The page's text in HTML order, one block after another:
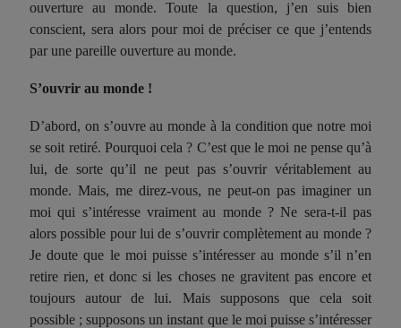
ouverture au monde. Toute la question, j’en suis bien
conscient, sera alors pour moi de préciser ce que j’entends
par une pareille ouverture au monde.
S’ouvrir au monde !
D’abord, on s’ouvre au monde à la condition que notre moi
se soit retiré. Pourquoi cela ? C’est que le moi ne pense qu’à
lui, de sorte qu’il ne peut pas s’ouvrir véritablement au
monde. Mais, me direz-vous, ne peut-on pas imaginer un
moi qui s’intéresse vraiment au monde ? Ne sera-t-il pas
alors possible pour lui de s’ouvrir complètement au monde ?
Je doute que le moi puisse s’intéresser au monde s’il n’en
retire rien, et donc si les choses ne gravitent pas encore et
toujours autour de lui. Mais supposons que cela soit
possible ; supposons un instant que le moi puisse s’intéresser